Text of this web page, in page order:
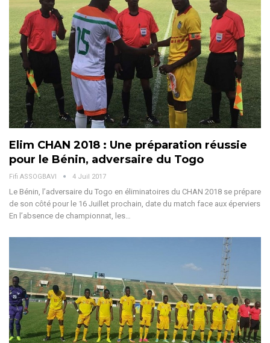
Elim CHAN 2018 : Une préparation réussie
pour le Bénin, adversaire du Togo
Fifi ASSOGBAVI 4 Juil 2017
Le Bénin, l’adversaire du Togo en éliminatoires du CHAN 2018 se prépare
de son côté pour le 16 Juillet prochain, date du match face aux éperviers
En l’absence de championnat, les…